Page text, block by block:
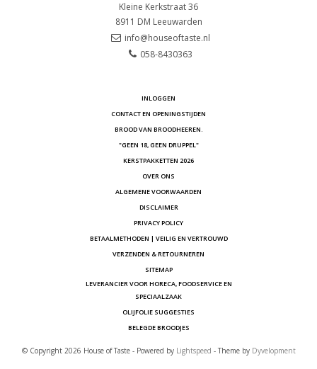
Kleine Kerkstraat 36
8911 DM Leeuwarden
info@houseoftaste.nl
058-8430363
INLOGGEN
CONTACT EN OPENINGSTIJDEN
BROOD VAN BROODHEEREN.
"GEEN 18, GEEN DRUPPEL"
KERSTPAKKETTEN 2026
OVER ONS
ALGEMENE VOORWAARDEN
DISCLAIMER
PRIVACY POLICY
BETAALMETHODEN | VEILIG EN VERTROUWD
VERZENDEN & RETOURNEREN
SITEMAP
LEVERANCIER VOOR HORECA, FOODSERVICE EN
SPECIAALZAAK
OLIJFOLIE SUGGESTIES
BELEGDE BROODJES
© Copyright 2026 House of Taste - Powered by Lightspeed - Theme by Dyvelopment